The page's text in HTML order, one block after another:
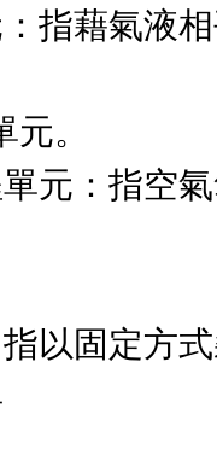
指藉氣液
。
元：指空
以固定方